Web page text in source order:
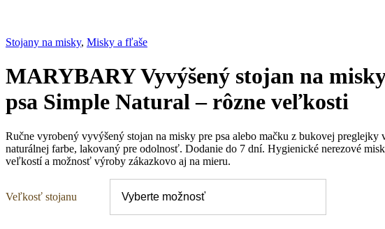
Stojany na misky, Misky a fľaše
MARYBARY Vyvýšený stojan na
psa Simple Natural – rôzne veľkosti
Ručne vyrobený vyvýšený stojan na misky pre psa alebo mačku z bukovej preglejky
naturálnej farbe, lakovaný pre odolnosť. Dodanie do 7 dní. Hygienické nerezové
veľkostí a možnosť výroby zákazkovo aj na mieru.
Veľkosť stojanu